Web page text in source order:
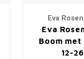
Eva
Eva
Boom met
12-